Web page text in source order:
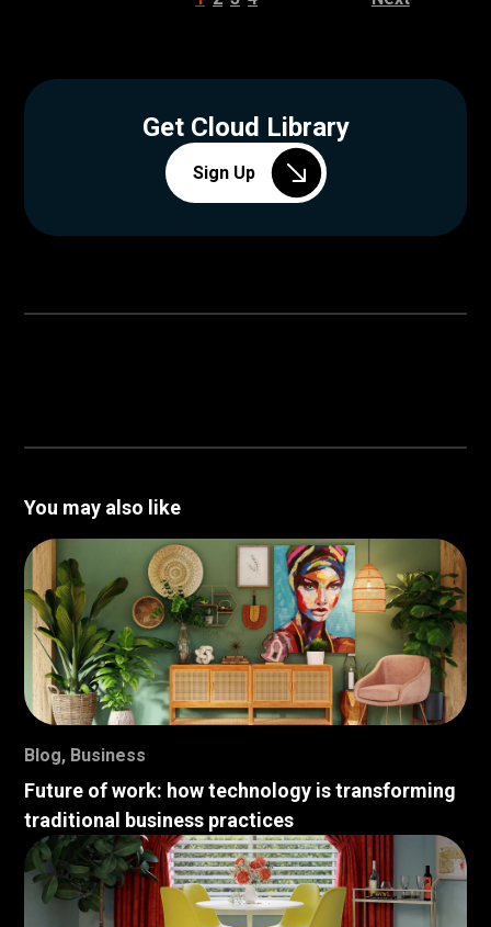
Get Cloud Library
Sign Up
You may also like
Blog, Business
Future of work: how technology is transforming
traditional business practices